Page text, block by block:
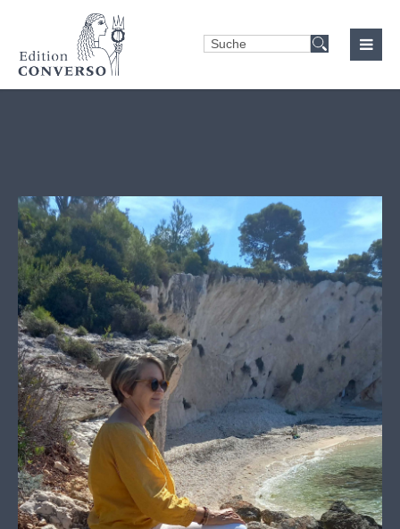
Login
Benutzername
Anmelden
Register|Lost your password?
Support
Lorem ipsum dolor sit amet:
24h/ 365days